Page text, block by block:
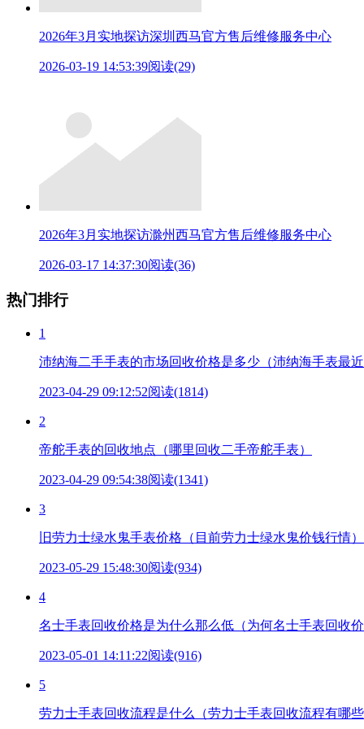
2026年3月实地探访深圳西马官方售后维修服务中心
2026-03-19 14:53:39阅读(29)
2026年3月实地探访滁州西马官方售后维修服务中心
2026-03-17 14:37:30阅读(36)
热门排行
1
沛纳海二手手表的市场回收价格是多少（沛纳海手表最近
2023-04-29 09:12:52阅读(1814)
2
帝舵手表的回收地点（哪里回收二手帝舵手表）
2023-04-29 09:54:38阅读(1341)
3
旧劳力士绿水鬼手表价格（目前劳力士绿水鬼价钱行情）
2023-05-29 15:48:30阅读(934)
4
名士手表回收价格是为什么那么低（为何名士手表回收价
2023-05-01 14:11:22阅读(916)
5
劳力士手表回收流程是什么（劳力士手表回收流程有哪些